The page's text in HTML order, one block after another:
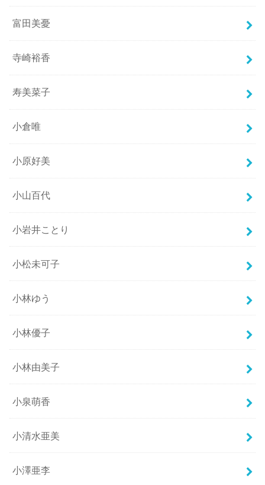
富田美憂
寺崎裕香
寿美菜子
小倉唯
小原好美
小山百代
小岩井ことり
小松未可子
小林ゆう
小林優子
小林由美子
小泉萌香
小清水亜美
小澤亜李